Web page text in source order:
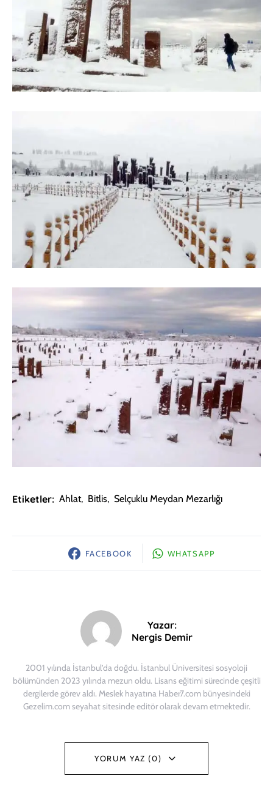
Etiketler: Ahlat, Bitlis, Selçuklu Meydan Mezarlığı
FACEBOOK WHATSAPP
Yazar:
Nergis Demir
2001 yılında İstanbul’da doğdu. İstanbul Üniversitesi sosyoloji
bölümünden 2023 yılında mezun oldu. Lisans eğitimi sürecinde çeşitli
dergilerde görev aldı. Meslek hayatına Haber7.com bünyesindeki
Gezelim.com seyahat sitesinde editör olarak devam etmektedir.
YORUM YAZ (0)